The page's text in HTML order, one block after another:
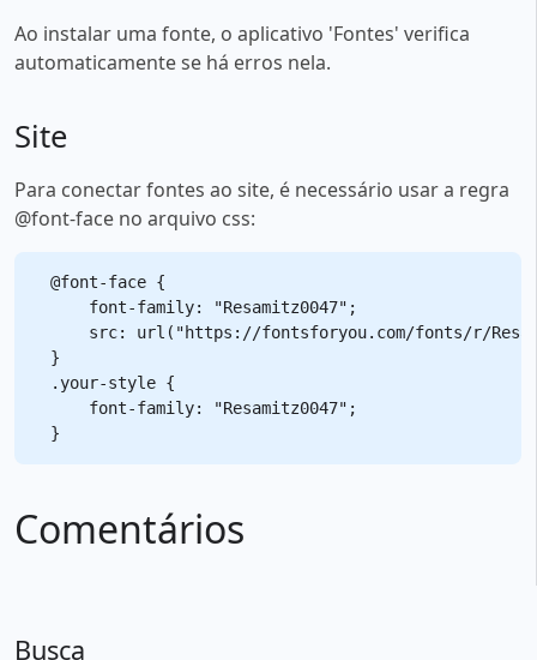
Ao instalar uma fonte, o aplicativo 'Fontes' verifica
automaticamente se há erros nela.
Site
Para conectar fontes ao site, é necessário usar a regra
@font-face no arquivo css:
@font-face {
    font-family: "Resamitz0047";
src: url("https://fontsforyou.com/fonts/r/
}
.your-style {
    font-family: "Resamitz0047";
Comentários
Busca